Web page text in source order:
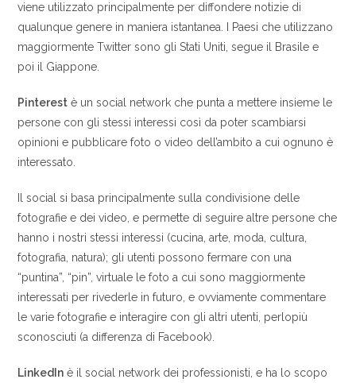
viene utilizzato principalmente per diffondere notizie di
qualunque genere in maniera istantanea. I Paesi che utilizzano
maggiormente Twitter sono gli Stati Uniti, segue il Brasile e
poi il Giappone.
Pinterest è un social network che punta a mettere insieme le
persone con gli stessi interessi così da poter scambiarsi
opinioni e pubblicare foto o video dell’ambito a cui ognuno è
interessato.
Il social si basa principalmente sulla condivisione delle
fotografie e dei video, e permette di seguire altre persone che
hanno i nostri stessi interessi (cucina, arte, moda, cultura,
fotografia, natura); gli utenti possono fermare con una
“puntina”, “pin”, virtuale le foto a cui sono maggiormente
interessati per rivederle in futuro, e ovviamente commentare
le varie fotografie e interagire con gli altri utenti, perlopiù
sconosciuti (a differenza di Facebook).
LinkedIn è il social network dei professionisti, e ha lo scopo